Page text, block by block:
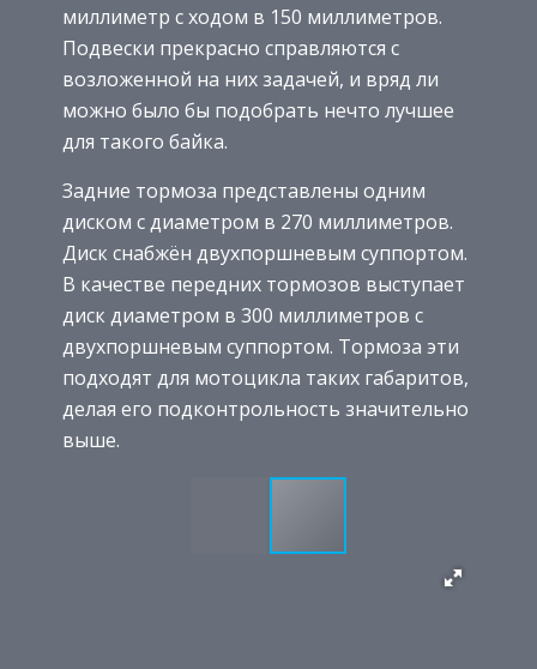
миллиметр с ходом в 150 миллиметров.
Подвески прекрасно справляются с
возложенной на них задачей, и вряд ли
можно было бы подобрать нечто лучшее
для такого байка.
Задние тормоза представлены одним
диском с диаметром в 270 миллиметров.
Диск снабжён двухпоршневым суппортом.
В качестве передних тормозов выступает
диск диаметром в 300 миллиметров с
двухпоршневым суппортом. Тормоза эти
подходят для мотоцикла таких габаритов,
делая его подконтрольность значительно
выше.